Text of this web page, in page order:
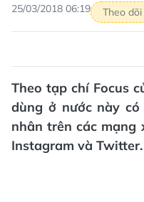
25/03/2018 06:19 Theo
Theo tạp chí Focus
dùng ở nước này
nhân trên các mạng
Instagram và Twitter.